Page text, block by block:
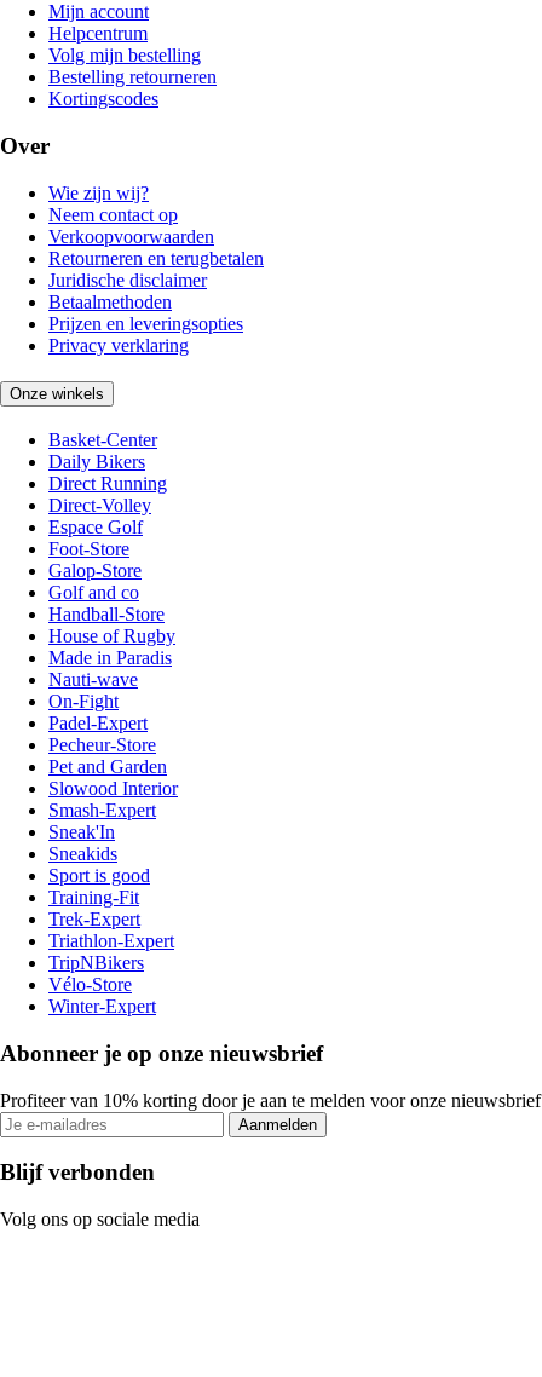
Mijn account
Helpcentrum
Volg mijn bestelling
Bestelling retourneren
Kortingscodes
Over
Wie zijn wij?
Neem contact op
Verkoopvoorwaarden
Retourneren en terugbetalen
Juridische disclaimer
Betaalmethoden
Prijzen en leveringsopties
Privacy verklaring
Onze winkels
Basket-Center
Daily Bikers
Direct Running
Direct-Volley
Espace Golf
Foot-Store
Galop-Store
Golf and co
Handball-Store
House of Rugby
Made in Paradis
Nauti-wave
On-Fight
Padel-Expert
Pecheur-Store
Pet and Garden
Slowood Interior
Smash-Expert
Sneak'In
Sneakids
Sport is good
Training-Fit
Trek-Expert
Triathlon-Expert
TripNBikers
Vélo-Store
Winter-Expert
Abonneer je op onze nieuwsbrief
Profiteer van 10% korting door je aan te melden voor onze nieuwsbrief
Aanmelden
Blijf verbonden
Volg ons op sociale media